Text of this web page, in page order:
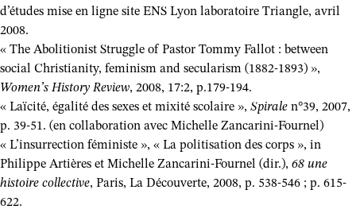
d’études mise en ligne site ENS Lyon laboratoire Triangle, avril
2008.
« The Abolitionist Struggle of Pastor Tommy Fallot : between
social Christianity, feminism and secularism (1882-1893) »,
Women’s History Review, 2008, 17:2, p.179-194.
« Laïcité, égalité des sexes et mixité scolaire », Spirale n°39, 2007,
p. 39-51. (en collaboration avec Michelle Zancarini-Fournel)
« L’insurrection féministe », « La politisation des corps », in
Philippe Artières et Michelle Zancarini-Fournel (dir.), 68 une
histoire collective, Paris, La Découverte, 2008, p. 538-546 ; p. 615-
622.